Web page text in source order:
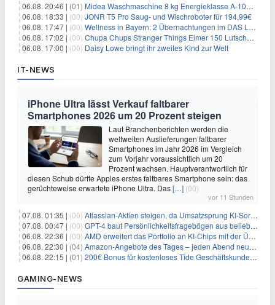
06.08. 20:46 | (01) Midea Waschmaschine 8 kg Energieklasse A-10% 1400 U/Min für 289,97€
06.08. 18:33 | (00) JONR T5 Pro Saug- und Wischroboter für 194,99€
06.08. 17:47 | (00) Wellness in Bayern: 2 Übernachtungen im DAS LUDWIG Sports Resort inkl. HP + Wellness ab 174€ p.P.
06.08. 17:02 | (00) Chupa Chups Stranger Things Eimer 150 Lutscher für 21,95€
06.08. 17:00 | (00) Daisy Lowe bringt ihr zweites Kind zur Welt
IT-NEWS
iPhone Ultra lässt Verkauf faltbarer
Smartphones 2026 um 20 Prozent steigen
Laut Branchenberichten werden die
weltweiten Auslieferungen faltbarer
Smartphones im Jahr 2026 im Vergleich
zum Vorjahr voraussichtlich um 20
Prozent wachsen. Hauptverantwortlich für
diesen Schub dürfte Apples erstes faltbares Smartphone sein: das
gerüchteweise erwartete iPhone Ultra. Das[…] (00)
vor 11 Stunden
07.08. 01:35 | (00) Atlassian-Aktien steigen, da Umsatzsprung KI-Sorgen dämpft
07.08. 00:47 | (00) GPT-4 baut Persönlichkeitsfragebögen aus beliebigen Texten und sagt Antworten voraus
06.08. 22:36 | (00) AMD erweitert das Portfolio an KI-Chips mit der Übernahme von Taalas
06.08. 22:30 | (04) Amazon-Angebote des Tages – jeden Abend neue Deals zum Stöbern
06.08. 22:15 | (01) 200€ Bonus für kostenloses Tide Geschäftskundenkonto
GAMING-NEWS